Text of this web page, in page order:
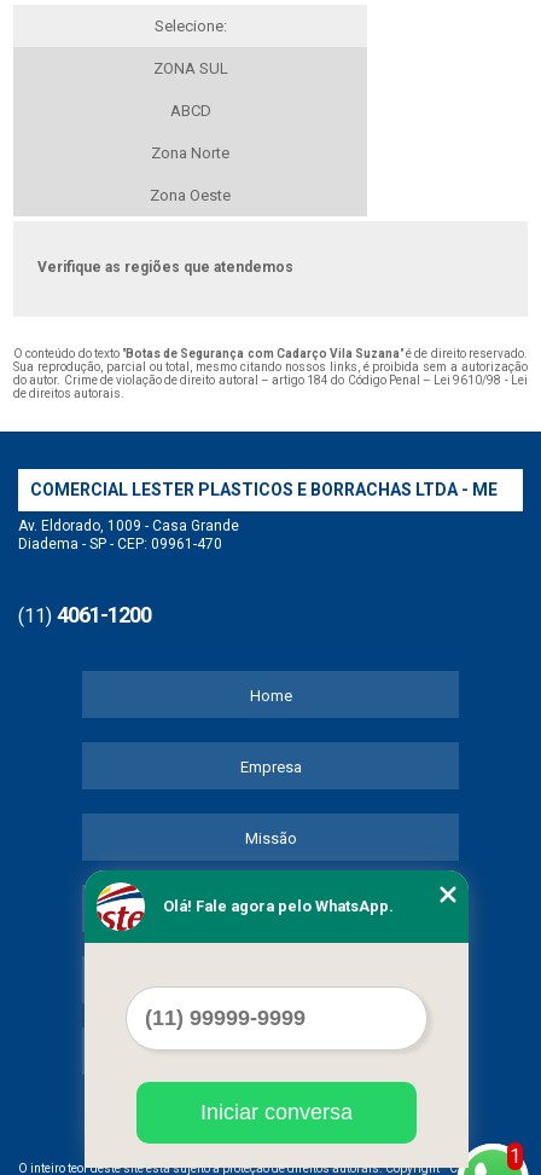
Selecione:
ZONA SUL
ABCD
Zona Norte
Zona Oeste
Verifique as regiões que atendemos
O conteúdo do texto "Botas de Segurança com Cadarço Vila Suzana" é de direito reservado.
Sua reprodução, parcial ou total, mesmo citando nossos links, é proibida sem a autorização
do autor. Crime de violação de direito autoral – artigo 184 do Código Penal –
Lei 9610/98 - Lei
de direitos autorais
COMERCIAL LESTER PLASTICOS E BORRACHAS LTDA - ME
Av. Eldorado, 1009 - Casa Grande
Diadema - SP - CEP: 09961-470
(11) 4061-1200
Home
Empresa
Missão
Serviços
Mapa do site
O inteiro teor deste site está sujeito à proteção de direitos autorais. Copyright COMERCIAL
1
Olá! Fale agora pelo WhatsApp.
Iniciar conversa